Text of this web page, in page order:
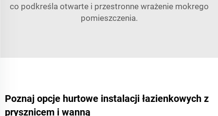
co podkreśla otwarte i przestronne wrażenie mokrego
pomieszczenia.
Poznaj opcje hurtowe instalacji łazienkowych z
prysznicem i wanną